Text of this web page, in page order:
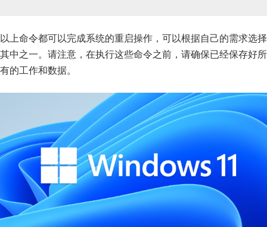
以上命令都可以完成系统的重启操作，可以根据自己的需求选择
其中之一。请注意，在执行这些命令之前，请确保已经保存好所
有的工作和数据。